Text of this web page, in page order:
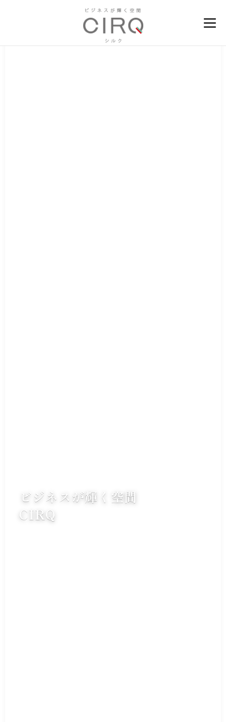
ビジネスが輝く空間
CIRQ